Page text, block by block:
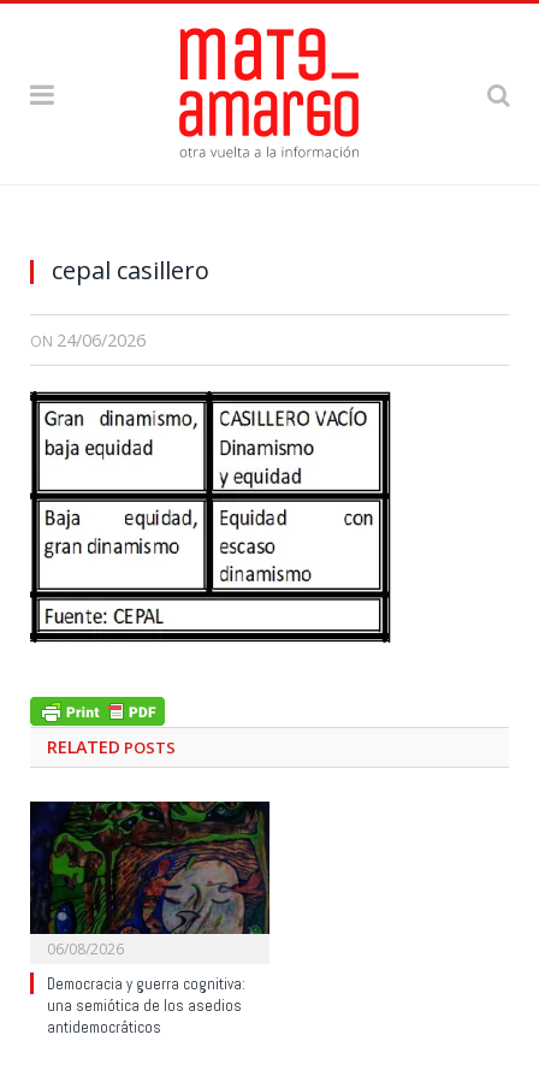
cepal casillero
ON 24/06/2026
RELATED POSTS
06/08/2026
Democracia y guerra cognitiva:
una semiótica de los asedios
antidemocráticos